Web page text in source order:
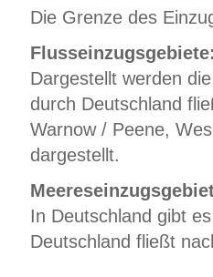
Die Grenze des
Dargestellt werden
durch Deutschland
Warnow / Peene,
dargestellt.
In Deutschland gibt
Deutschland fließt